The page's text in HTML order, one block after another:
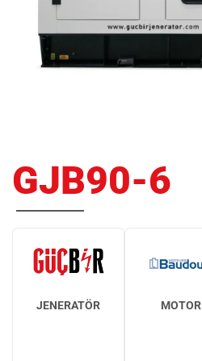
GJB90-6
JENERATÖR MOTOR